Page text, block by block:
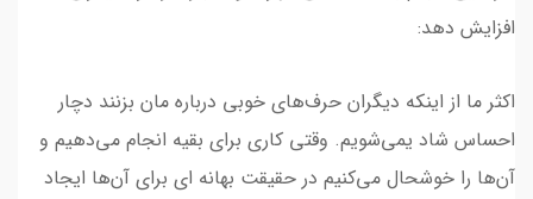
افزایش دهد:
اکثر ما از اینکه دیگران حرف‌های خوبی درباره مان بزنند دچار
احساس شاد یمی‌شویم. وقتی کاری برای بقیه انجام می‌دهیم و
آن‌ها را خوشحال می‌کنیم در حقیقت بهانه ای برای آن‌ها ایجاد